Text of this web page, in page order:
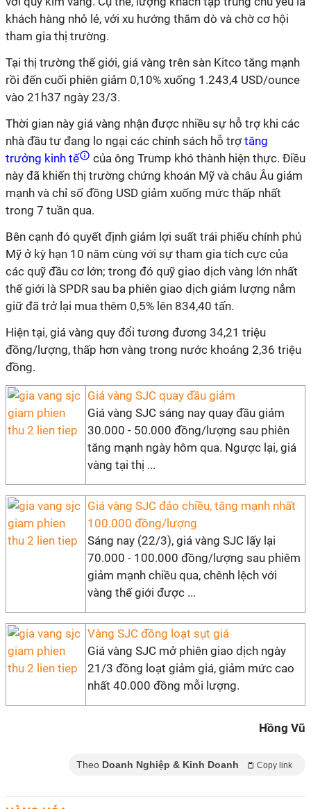
khách hàng nhỏ lẻ, với xu hướng thăm dò và chờ cơ hội
tham gia thị trường.
Tại thị trường thế giới, giá vàng trên sàn Kitco tăng mạnh
rồi đến cuối phiên giảm 0,10% xuống 1.243,4 USD/ounce
vào 21h37 ngày 23/3.
Thời gian này giá vàng nhận được nhiều sự hỗ trợ khi các
nhà đầu tư đang lo ngại các chính sách hỗ trợ tăng
trưởng kinh tế
của ông Trump khó thành hiện thực. Điều
này đã khiến thị trường chứng khoán Mỹ và châu Âu giảm
mạnh và chỉ số đồng USD giảm xuống mức thấp nhất
trong 7 tuần qua.
Bên cạnh đó quyết định giảm lợi suất trái phiếu chính phủ
Mỹ ở kỳ hạn 10 năm cùng với sự tham gia tích cực của
các quỹ đầu cơ lớn; trong đó quỹ giao dịch vàng lớn nhất
thế giới là SPDR sau ba phiên giao dịch giảm lượng nắm
giữ đã trở lại mua thêm 0,5% lên 834,40 tấn.
Hiện tại, giá vàng quy đổi tương đương 34,21 triệu
đồng/lượng, thấp hơn vàng trong nước khoảng 2,36 triệu
đồng.
Giá vàng SJC quay đầu giảm
Giá vàng SJC sáng nay quay đầu giảm
30.000 - 50.000 đồng/lượng sau phiên
tăng mạnh ngày hôm qua. Ngược lại, giá
vàng tại thị ...
Giá vàng SJC đảo chiều, tăng mạnh nhất
100.000 đồng/lượng
Sáng nay (22/3), giá vàng SJC lấy lại
70.000 - 100.000 đồng/lượng sau phiêm
giảm mạnh chiều qua, chênh lệch với
vàng thế giới được ...
Vàng SJC đồng loạt sụt giá
Giá vàng SJC mở phiên giao dịch ngày
21/3 đồng loạt giảm giá, giảm mức cao
nhất 40.000 đồng mỗi lượng.
Hồng Vũ
Theo Doanh Nghiệp & Kinh Doanh Copy link